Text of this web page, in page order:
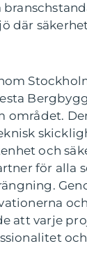
där
området.
och
för alla
att varje